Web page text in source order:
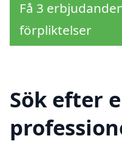
Få 3
förpliktelser
Sök efter